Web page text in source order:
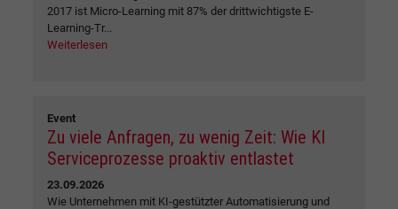
2017 ist Micro-Learning mit 87% der drittwichtigste E-
Learning-Tr...
Weiterlesen
Event
Zu viele Anfragen, zu wenig Zeit: Wie KI
Serviceprozesse proaktiv entlastet
23.09.2026
Wie Unternehmen mit KI-gestützter Automatisierung und